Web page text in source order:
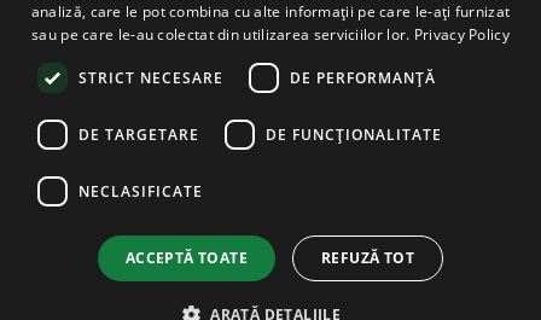
UNELTE & SECURITATE
COMPANIE
Terms and Conditions
ROMANIAN
analiză, care le pot combina cu alte informații pe care le-ați furnizat
sau pe care le-au colectat din utilizarea serviciilor lor. Privacy Policy
STRICT NECESARE DE PERFORMANȚĂ
DE TARGETARE DE FUNCŢIONALITATE
NECLASIFICATE
ACCEPTĂ TOATE REFUZĂ TOT
ARATĂ DETALIILE